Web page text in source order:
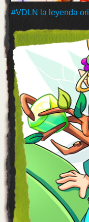
#VDLN la leyenda